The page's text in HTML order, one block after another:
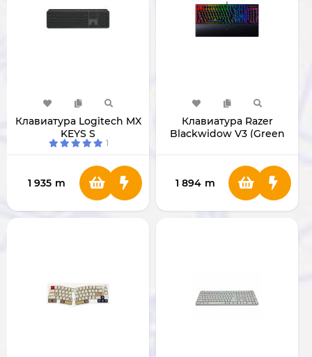
Клавиатура Logitech MX
KEYS S
1
1 935 m
Клавиатура Razer
Blackwidow V3 (Green
1 894 m